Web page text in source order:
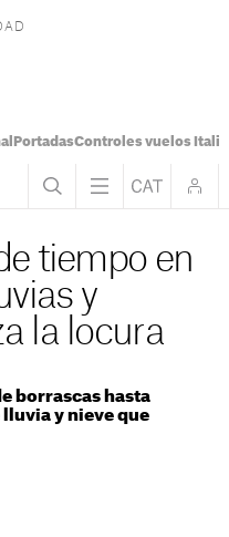
PortadasControles vuelos Italia
tiempo en
y
la locura
borrascas hasta
y nieve que